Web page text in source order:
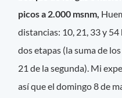
picos a 2.000 msnm,
distancias: 10, 21, 33 y
dos etapas (la suma de
21 de la segunda). Mi
así que el domingo 8 de